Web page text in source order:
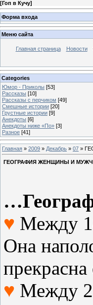
[Гоп в Кучу]
Форма входа
Меню сайта
Главная страница Новости
Categories
Юмор - Приколы [53]
Рассказы [10]
Рассказы с перчиком [49]
Смешные истории [20]
Грустные истории [9]
Анекдоты [6]
Анекдоты ниже «По» [3]
Разное [41]
Главная » 2009 » Декабрь » 07 »
ГЕОГРАФИЯ ЖЕНЩИНЫ И
♥ Между
Она
♥ Между